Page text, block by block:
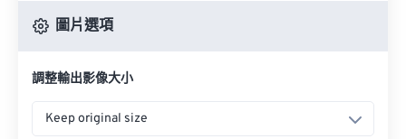
圖片選項
調整輸出影像大小
Keep original size